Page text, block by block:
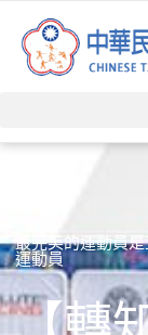
最完美的運動員是
運動員